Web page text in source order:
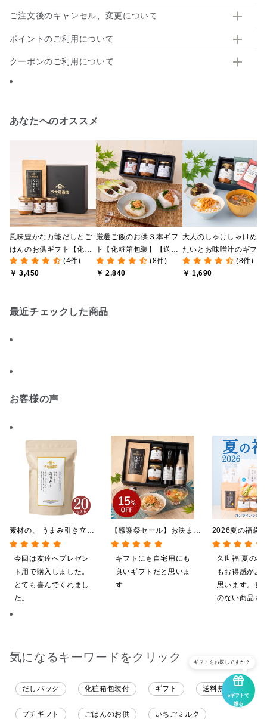
ご注文後のキャンセル、変更について
ポイントのご利用について
クーポンのご利用について
あなたへのオススメ
風味豊かな万能だしとご
はんのお供ギフト【化粧
箱包装付】
(4件)
￥ 3,450
厳選ご飯のお供３本ギフ
ト【化粧箱包装】【送料
込/沖縄県送料別途】【オ
ンライン限定】
(8件)
￥ 2,840
大人のしゃけしゃけめん
たいとお味噌汁のギフト
【化粧箱包装付】(8件)
￥ 1,690
最近チェックした商品
お客様の声
【感謝祭セール】お決まり
ギフト★大人のしゃけしゃ
けめんたい入り【送料込/
沖縄県送料別途】【化粧箱
包装付】
ギフトにも自宅用にも
良いギフトだと思いま
す
素材の、 うまみ引き立
つ。 毎日だし
140g（7g×20包）
今回は友達へプレゼン
ト用で購入しました。
とても喜んでくれまし
た。
2026夏の福袋
料】【オンライ
【ポイントキ
施中】【のし
グ・化粧箱詰
久世福 夏の福
もお得感があ
思います。食
のない商品も
がとうござい
気になるキーワードをクリック
だしパック 化粧箱包装付 ギフト 送料無料
プチギフト ごはんのお供 いちごミルク
eギフトで
贈る
ギフトをお探しですか？